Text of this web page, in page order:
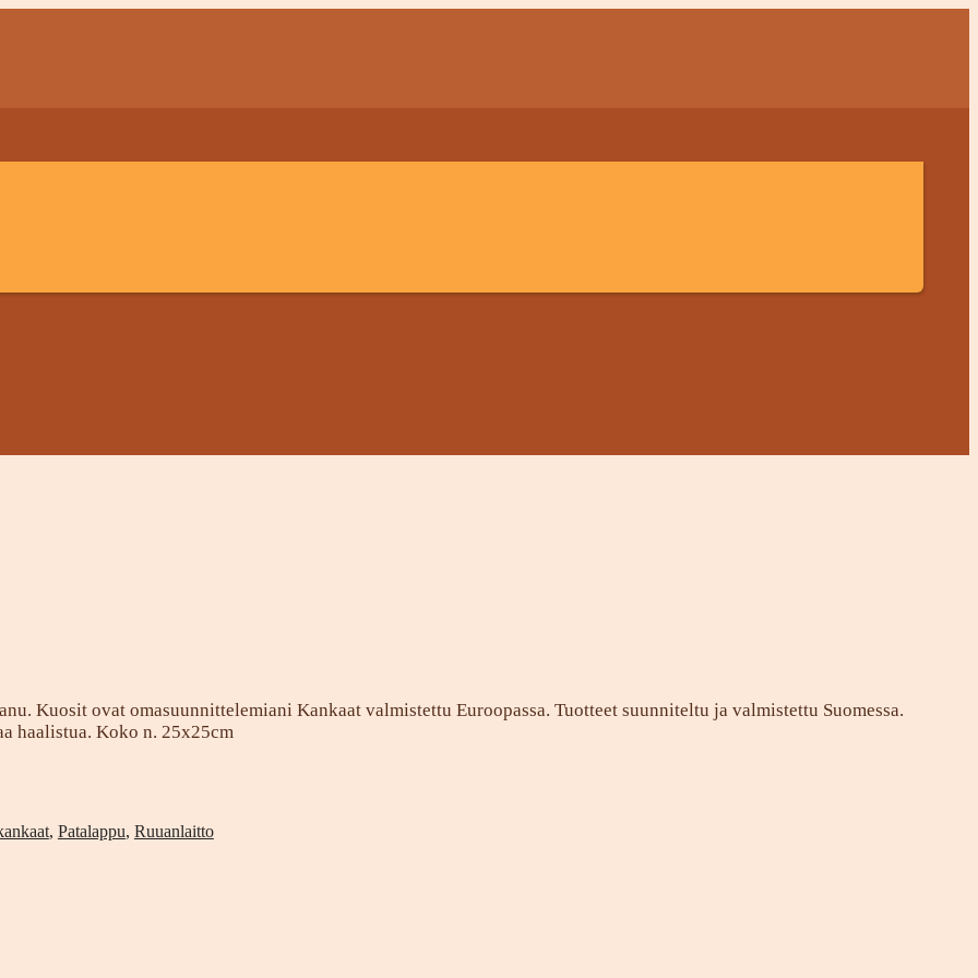
Kuosit ovat omasuunnittelemiani Kankaat valmistettu Euroopassa. Tuotteet suunniteltu ja valmistettu Suomessa.
haalistua. Koko n. 25x25cm
, Patalappu, Ruuanlaitto